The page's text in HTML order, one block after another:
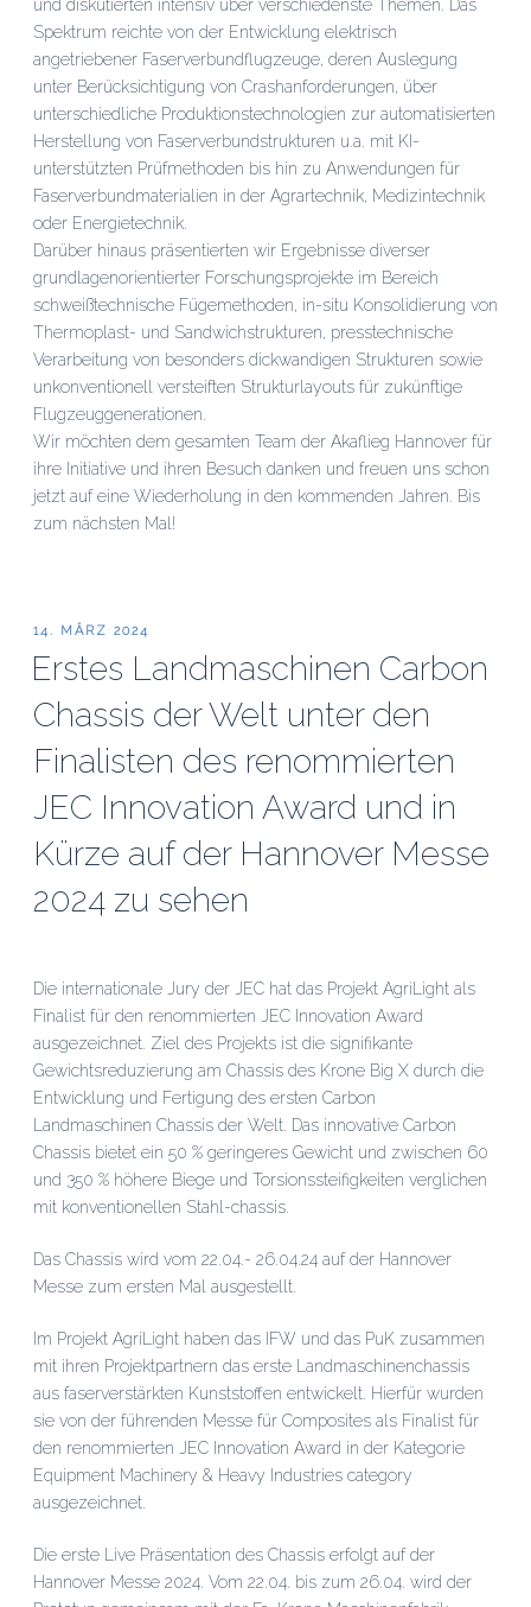
und diskutierten intensiv über verschiedenste Themen. Das
Spektrum reichte von der Entwicklung elektrisch
angetriebener Faserverbundflugzeuge, deren Auslegung
unter Berücksichtigung von Crashanforderungen, über
unterschiedliche Produktionstechnologien zur automatisierten
Herstellung von Faserverbundstrukturen u.a. mit KI-
unterstützten Prüfmethoden bis hin zu Anwendungen für
Faserverbundmaterialien in der Agrartechnik, Medizintechnik
oder Energietechnik.
Darüber hinaus präsentierten wir Ergebnisse diverser
grundlagenorientierter Forschungsprojekte im Bereich
schweißtechnische Fügemethoden, in-situ Konsolidierung von
Thermoplast- und Sandwichstrukturen, presstechnische
Verarbeitung von besonders dickwandigen Strukturen sowie
unkonventionell versteiften Strukturlayouts für zukünftige
Flugzeuggenerationen.
Wir möchten dem gesamten Team der Akaflieg Hannover für
ihre Initiative und ihren Besuch danken und freuen uns schon
jetzt auf eine Wiederholung in den kommenden Jahren. Bis
zum nächsten Mal!
VERÖFFENTLICHT
14. MÄRZ 2024
Erstes Landmaschinen Carbon
Chassis der Welt unter den
Finalisten des renommierten
JEC Innovation Award und in
Kürze auf der Hannover Messe
2024 zu sehen
Die internationale Jury der JEC hat das Projekt AgriLight als
Finalist für den renommierten JEC Innovation Award
ausgezeichnet. Ziel des Projekts ist die signifikante
Gewichtsreduzierung am Chassis des Krone Big X durch die
Entwicklung und Fertigung des ersten Carbon
Landmaschinen Chassis der Welt. Das innovative Carbon
Chassis bietet ein 50 % geringeres Gewicht und zwischen 60
und 350 % höhere Biege und Torsionssteifigkeiten verglichen
mit konventionellen Stahl-chassis.
Das Chassis wird vom 22.04.- 26.04.24 auf der Hannover
Messe zum ersten Mal ausgestellt.
Im Projekt AgriLight haben das IFW und das PuK zusammen
mit ihren Projektpartnern das erste Landmaschinenchassis
aus faserverstärkten Kunststoffen entwickelt. Hierfür wurden
sie von der führenden Messe für Composites als Finalist für
den renommierten JEC Innovation Award in der Kategorie
Equipment Machinery & Heavy Industries category
ausgezeichnet.
Die erste Live Präsentation des Chassis erfolgt auf der
Hannover Messe 2024. Vom 22.04. bis zum 26.04. wird der